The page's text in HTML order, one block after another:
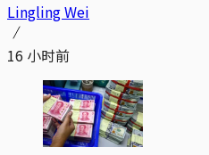
Lingling Wei
16 小时前